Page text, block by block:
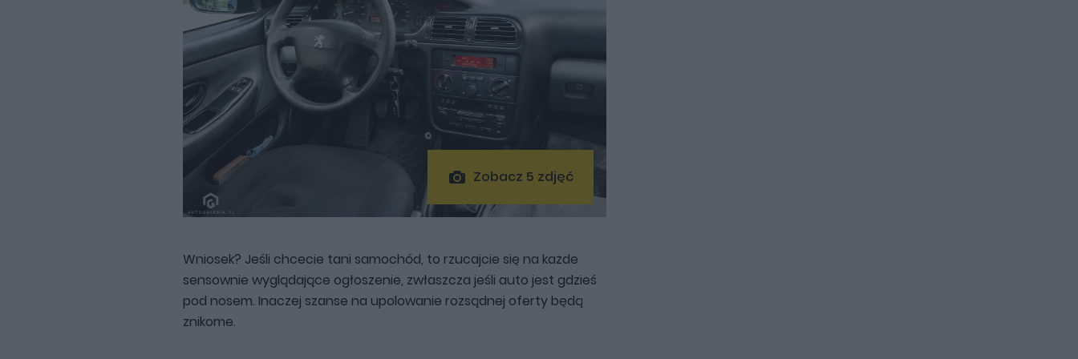
Zobacz 5 zdjęć
Wniosek? Jeśli chcecie tani samochód, to rzucajcie się na każde
sensownie wyglądające ogłoszenie, zwłaszcza jeśli auto jest gdzieś
pod nosem. Inaczej szanse na upolowanie rozsądnej oferty będą
znikome.